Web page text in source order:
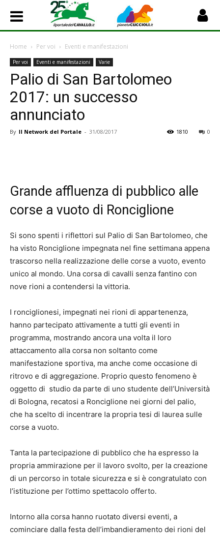
Home Per voi Eventi e manifestazioni
Per voi Eventi e manifestazioni Varie
Palio di San Bartolomeo
2017: un successo
annunciato
By Il Network del Portale - 31/08/2017 0
1810
Grande affluenza di pubblico alle
corse a vuoto di Ronciglione
Si sono spenti i riflettori sul Palio di San Bartolomeo, che
ha visto Ronciglione impegnata nel fine settimana appena
trascorso nella realizzazione delle corse a vuoto, evento
unico al mondo. Una corsa di cavalli senza fantino con
nove rioni a contendersi la vittoria.
I ronciglionesi, impegnati nei rioni di appartenenza,
hanno partecipato attivamente a tutti gli eventi in
programma, mostrando ancora una volta il loro
attaccamento alla corsa non soltanto come
manifestazione sportiva, ma anche come occasione di
ritrovo e di aggregazione. Proprio questo fenomeno è
oggetto di studio da parte di uno studente dell’Università
di Bologna, recatosi a Ronciglione nei giorni del palio,
che ha scelto di incentrare la propria tesi di laurea sulle
corse a vuoto.
Tanta la partecipazione di pubblico che ha espresso la
propria ammirazione per il lavoro svolto, per la creazione
di un percorso in totale sicurezza e si è congratulato con
l’istituzione per l’ottimo spettacolo offerto.
Intorno alla corsa hanno ruotato diversi eventi, a
cominciare dalla festa dell’imbandieramento dei rioni del